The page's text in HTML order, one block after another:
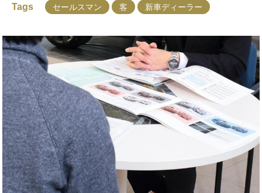
Tags セールスマン 客 新車ディーラー